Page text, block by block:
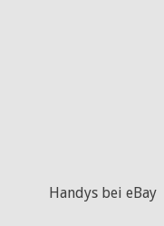
Handys bei eBay